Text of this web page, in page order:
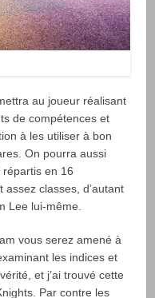
au joueur réalisant
de compétences et
à les utiliser à bon
On pourra aussi
en 16
classes, d’autant
Lee lui-même.
vous serez amené à
les indices et
et j’ai trouvé cette
Par contre les